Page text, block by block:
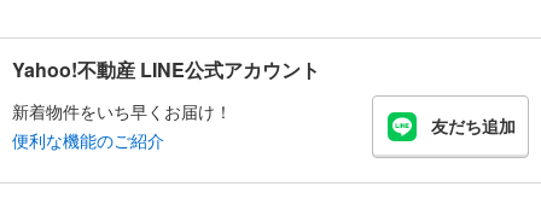
Yahoo!不動産 LINE公式アカウント
新着物件をいち早くお届け！
便利な機能のご紹介
友だち追加